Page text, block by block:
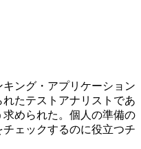
ング・アプリケーション
たテストアナリストであ
められた。個人の準備の
ェックするのに役立つチ